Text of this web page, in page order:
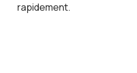
rapidement.